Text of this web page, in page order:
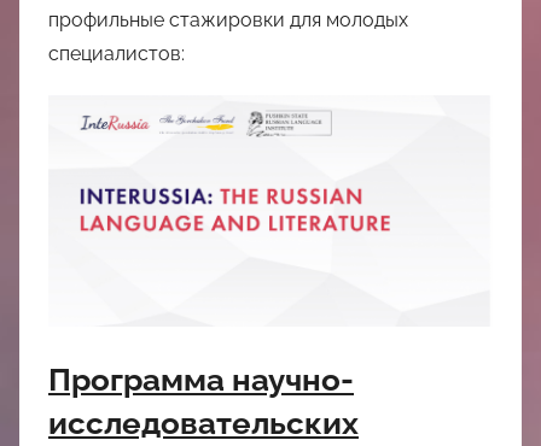
профильные стажировки для молодых
специалистов:
Программа научно-
исследовательских